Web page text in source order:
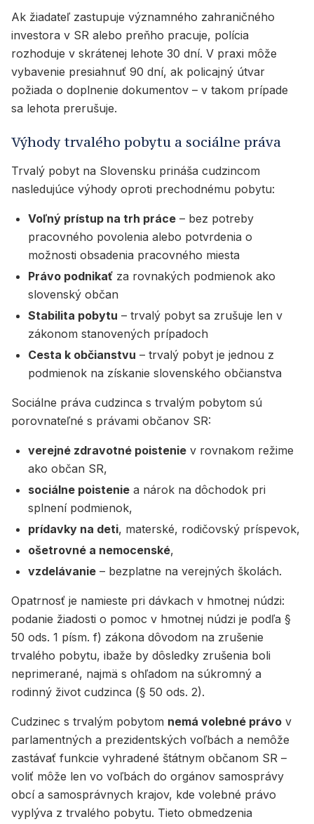
Ak žiadateľ zastupuje významného zahraničného
investora v SR alebo preňho pracuje, polícia
rozhoduje v skrátenej lehote 30 dní. V praxi môže
vybavenie presiahnuť 90 dní, ak policajný útvar
požiada o doplnenie dokumentov – v takom prípade
sa lehota prerušuje.
Výhody trvalého pobytu a sociálne práva
Trvalý pobyt na Slovensku prináša cudzincom
nasledujúce výhody oproti prechodnému pobytu:
Voľný prístup na trh práce – bez potreby
pracovného povolenia alebo potvrdenia o
možnosti obsadenia pracovného miesta
Právo podnikať za rovnakých podmienok ako
slovenský občan
Stabilita pobytu – trvalý pobyt sa zrušuje len v
zákonom stanovených prípadoch
Cesta k občianstvu – trvalý pobyt je jednou z
podmienok na získanie slovenského občianstva
Sociálne práva cudzinca s trvalým pobytom sú
porovnateľné s právami občanov SR:
verejné zdravotné poistenie v rovnakom režime
ako občan SR,
sociálne poistenie a nárok na dôchodok pri
splnení podmienok,
prídavky na deti, materské, rodičovský príspevok,
ošetrovné a nemocenské,
vzdelávanie – bezplatne na verejných školách.
Opatrnosť je namieste pri dávkach v hmotnej núdzi:
podanie žiadosti o pomoc v hmotnej núdzi je podľa §
50 ods. 1 písm. f) zákona dôvodom na zrušenie
trvalého pobytu, ibaže by dôsledky zrušenia boli
neprimerané, najmä s ohľadom na súkromný a
rodinný život cudzinca (§ 50 ods. 2).
Cudzinec s trvalým pobytom nemá volebné právo v
parlamentných a prezidentských voľbách a nemôže
zastávať funkcie vyhradené štátnym občanom SR –
voliť môže len vo voľbách do orgánov samosprávy
obcí a samosprávnych krajov, kde volebné právo
vyplýva z trvalého pobytu. Tieto obmedzenia